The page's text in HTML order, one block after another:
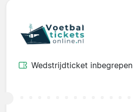
Wedstrijdticket inbegrepen